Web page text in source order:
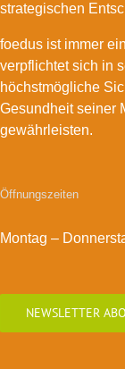
strategischen
foedus ist immer
verpflichtet sich in
höchstmögliche
Gesundheit seiner
gewährleisten.
Öffnungszeiten
Montag –
NEWSLETTER